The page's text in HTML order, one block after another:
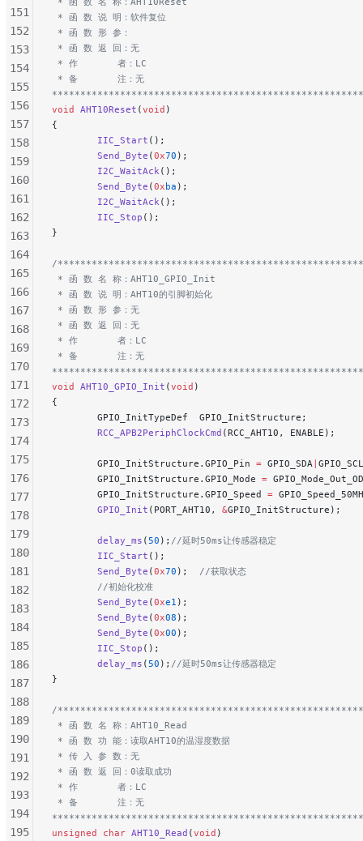
* 函 数 说 明：软件复位
* 函 数 形 参：
* 函 数 返 回：无
* 作       者：LC
* 备       注：无
void AHT10Reset (void )
{
        IIC_Start
();
        Send_Byte
(0x70 );
        I2C_WaitAck
();
        Send_Byte
(0xba );
        I2C_WaitAck
();
        IIC_Stop
();
}
/
* 函 数 名 称：AHT10_GPIO_Init
* 函 数 说 明：AHT10的引脚初始化
* 函 数 形 参：无
* 函 数 返 回：无
* 作       者：LC
* 备       注：无
void AHT10_GPIO_Init (void )
{
        GPIO_InitTypeDef  GPIO_InitStructure;
        RCC_APB2PeriphClockCmd
(RCC_AHT10, ENABLE);
        GPIO_InitStructure.GPIO_Pin
= GPIO_SDA |
        GPIO_InitStructure.GPIO_Mode
=
        GPIO_InitStructure.GPIO_Speed
=
        GPIO_Init
(PORT_AHT10, &GPIO_InitStructure);
        delay_ms
( 50 ); //延时50ms让传感器稳定
        IIC_Start
();
        Send_Byte
(0x70 );
  //获取状态
        //初始化校准
        Send_Byte
(0xe1 );
        Send_Byte
(0x08 );
        Send_Byte
(0x00 );
        IIC_Stop
();
        delay_ms
( 50 ); //延时50ms让传感器稳定
}
/
* 函 数 名 称：AHT10_Read
* 函 数 功 能：读取AHT10的温湿度数据
* 传 入 参 数：无
* 函 数 返 回：0读取成功
* 作       者：LC
* 备       注：无
unsigned char AHT10_Read (void )
151
152
153
154
155
156
157
158
159
160
161
162
163
164
165
166
167
168
169
170
171
172
173
174
175
176
177
178
179
180
181
182
183
184
185
186
187
188
189
190
191
192
193
194
195